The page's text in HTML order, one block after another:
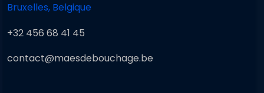
Bruxelles, Belgique
+32 456 68 41 45
contact@maesdebouchage.be